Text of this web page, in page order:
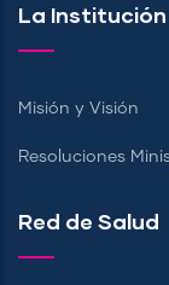
La Institución
Misión y Visión
Resoluciones
Red de Salud